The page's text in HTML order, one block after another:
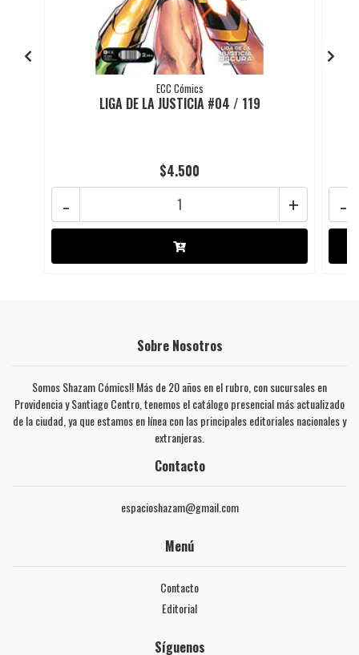
ECC Cómics
LIGA DE LA JUSTICIA #04 / 119
$4.500
+
- -
Sobre Nosotros
Somos Shazam Cómics!! Más de 20 años en el rubro, con sucursales en
Providencia y Santiago Centro, tenemos el catálogo presencial más actualizado
de la ciudad, ya que estamos en línea con las principales editoriales nacionales y
extranjeras.
Contacto
espacioshazam@gmail.com
Menú
Contacto
Editorial
Síguenos